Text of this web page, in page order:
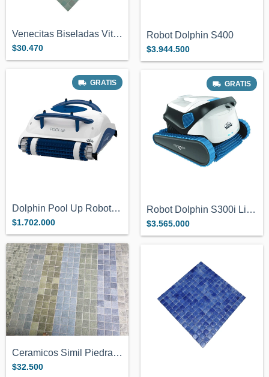
Venecitas Biseladas Vitreas Verde Claro...
$30.470
Robot Dolphin S400
$3.944.500
GRATIS
Dolphin Pool Up Robot Limpiador Piletas...
$1.702.000
GRATIS
Robot Dolphin S300i Limpia Piletas S300...
$3.565.000
Ceramicos Simil Piedra Bali 10x10cm para...
$32.500